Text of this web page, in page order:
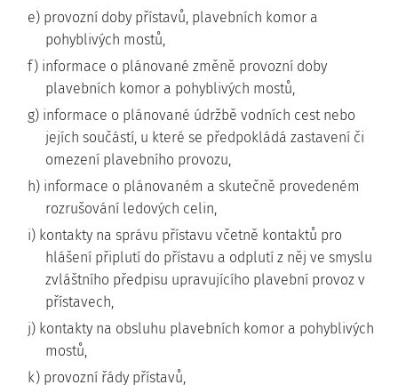
e) provozní doby přístavů, plavebních komor a
pohyblivých mostů,
f) informace o plánované změně provozní doby
plavebních komor a pohyblivých mostů,
g) informace o plánované údržbě vodních cest nebo
jejích součástí, u které se předpokládá zastavení či
omezení plavebního provozu,
h) informace o plánovaném a skutečně provedeném
rozrušování ledových celin,
i) kontakty na správu přístavu včetně kontaktů pro
hlášení připlutí do přístavu a odplutí z něj ve smyslu
zvláštního předpisu upravujícího plavební provoz v
přístavech,
j) kontakty na obsluhu plavebních komor a pohyblivých
mostů,
k) provozní řády přístavů,